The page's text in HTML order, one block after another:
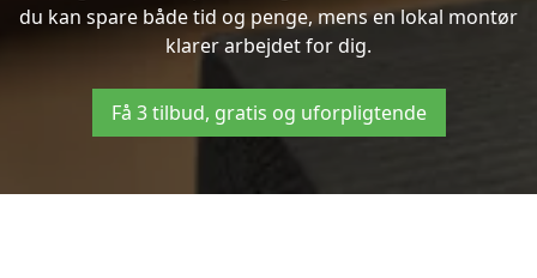
du kan spare både tid og penge, mens en lokal montør
klarer arbejdet for dig.
Få 3 tilbud, gratis og uforpligtende